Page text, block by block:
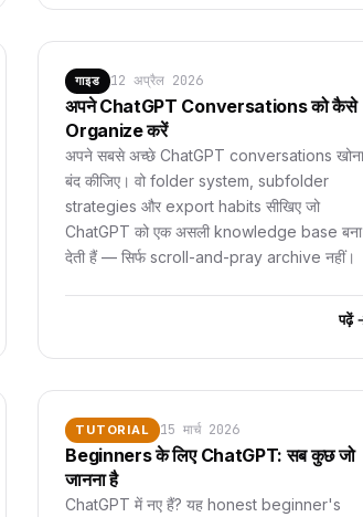
गाइड 12 अप्रैल 2026
अपने ChatGPT Conversations को कैसे
Organize करें
अपने सबसे अच्छे ChatGPT conversations
बंद कीजिए। वो folder system, subfolder
strategies और export habits सीखिए जो
ChatGPT को एक असली knowledge base बना
देती हैं — सिर्फ scroll-and-pray archive नहीं।
पढ़ें
TUTORIAL 15 मार्च 2026
Beginners के लिए ChatGPT: सब कुछ जो
जानना है
ChatGPT में नए हैं? यह honest beginner's